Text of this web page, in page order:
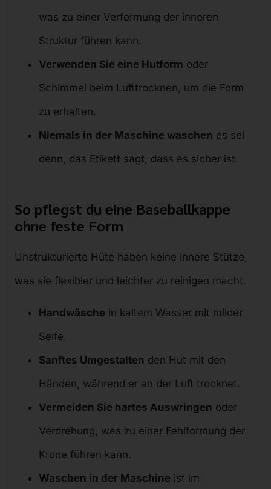
was zu einer Verformung der inneren
Struktur führen kann.
Verwenden Sie eine Hutform oder
Schimmel beim Lufttrocknen, um die Form
zu erhalten.
Niemals in der Maschine waschen es sei
denn, das Etikett sagt, dass es sicher ist.
So pflegst du eine Baseballkappe
ohne feste Form
Unstrukturierte Hüte haben keine innere Stütze,
was sie flexibler und leichter zu reinigen macht.
Handwäsche in kaltem Wasser mit milder
Seife.
Sanftes Umgestalten den Hut mit den
Händen, während er an der Luft trocknet.
Vermeiden Sie hartes Auswringen oder
Verdrehung, was zu einer Fehlformung der
Krone führen kann.
Waschen in der Maschine ist im